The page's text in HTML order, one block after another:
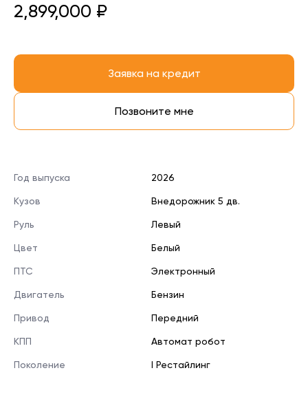
2,899,000 ₽
Год выпуска 2026
Кузов Внедорожник 5 дв.
Руль Левый
Цвет Белый
ПТС Электронный
Двигатель Бензин
Привод Передний
КПП Автомат робот
Поколение I Рестайлинг
Заявка на кредит
Позвоните мне